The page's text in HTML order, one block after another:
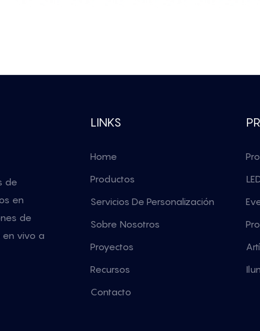
de
en
de
vivo a
LINKS
Home
Productos
Servicios De Personalización
Sobre Nosotros
Proyectos
Recursos
Contacto